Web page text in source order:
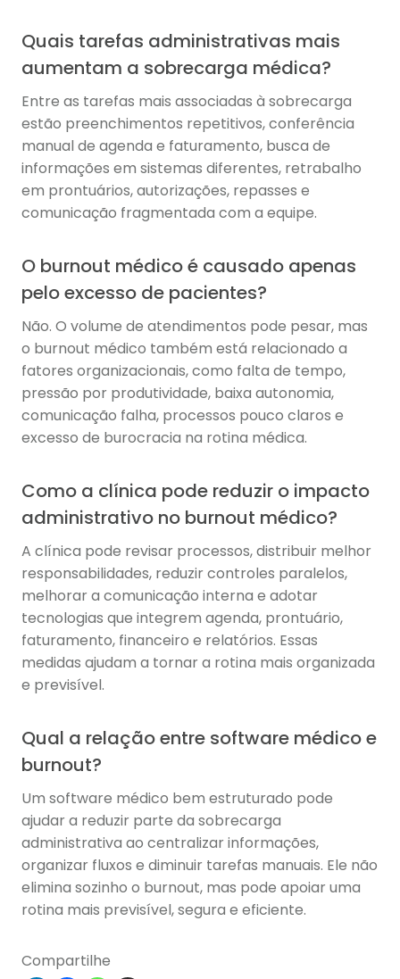
Quais tarefas administrativas mais
aumentam a sobrecarga médica?
Entre as tarefas mais associadas à sobrecarga
estão preenchimentos repetitivos, conferência
manual de agenda e faturamento, busca de
informações em sistemas diferentes, retrabalho
em prontuários, autorizações, repasses e
comunicação fragmentada com a equipe.
O burnout médico é causado apenas
pelo excesso de pacientes?
Não. O volume de atendimentos pode pesar, mas
o burnout médico também está relacionado a
fatores organizacionais, como falta de tempo,
pressão por produtividade, baixa autonomia,
comunicação falha, processos pouco claros e
excesso de burocracia na rotina médica.
Como a clínica pode reduzir o impacto
administrativo no burnout médico?
A clínica pode revisar processos, distribuir melhor
responsabilidades, reduzir controles paralelos,
melhorar a comunicação interna e adotar
tecnologias que integrem agenda, prontuário,
faturamento, financeiro e relatórios. Essas
medidas ajudam a tornar a rotina mais organizada
e previsível.
Qual a relação entre software médico e
burnout?
Um software médico bem estruturado pode
ajudar a reduzir parte da sobrecarga
administrativa ao centralizar informações,
organizar fluxos e diminuir tarefas manuais. Ele não
elimina sozinho o burnout, mas pode apoiar uma
rotina mais previsível, segura e eficiente.
Compartilhe